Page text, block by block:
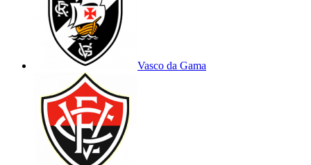
Vasco da Gama